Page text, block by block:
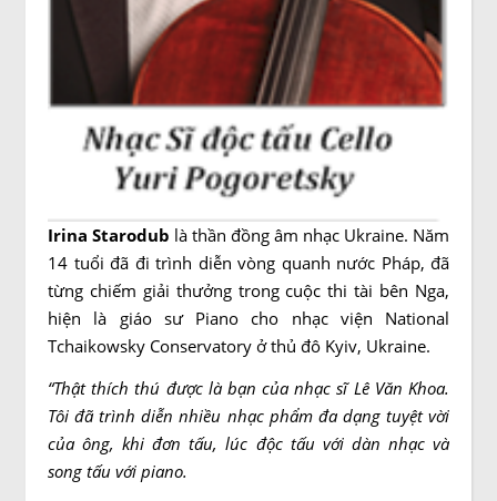
Irina Starodub là thần đồng âm nhạc Ukraine. Năm
14 tuổi đã đi trình diễn vòng quanh nước Pháp, đã
từng chiếm giải thưởng trong cuộc thi tài bên Nga,
hiện là giáo sư Piano cho nhạc viện National
Tchaikowsky Conservatory ở thủ đô Kyiv, Ukraine.
“Thật thích thú được là bạn của nhạc sĩ Lê Văn Khoa.
Tôi đã trình diễn nhiều nhạc phẩm đa dạng tuyệt vời
của ông, khi đơn tấu, lúc độc tấu với dàn nhạc và
song tấu với piano.